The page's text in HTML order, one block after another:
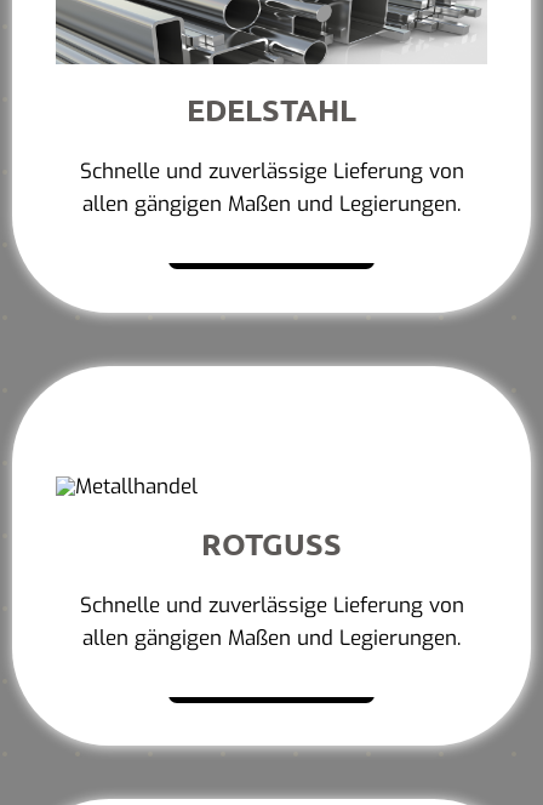
EDELSTAHL
Schnelle und zuverlässige Lieferung von
allen gängigen Maßen und Legierungen.
ROTGUSS
Schnelle und zuverlässige Lieferung von
allen gängigen Maßen und Legierungen.